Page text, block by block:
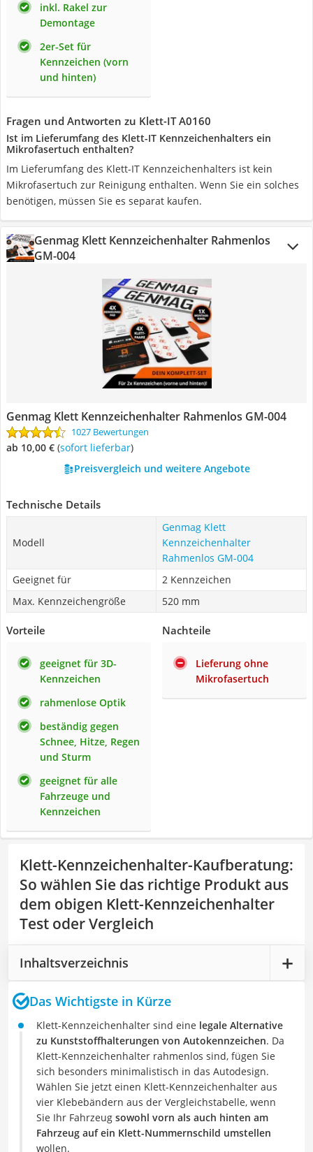
inkl. Rakel zur
Demontage
2er-Set für
Kennzeichen (vorn
und hinten)
Fragen und Antworten zu Klett-IT A0160
Ist im Lieferumfang des Klett-IT Kennzeichenhalters ein
Mikrofasertuch enthalten?
Im Lieferumfang des Klett-IT Kennzeichenhalters ist kein
Mikrofasertuch zur Reinigung enthalten. Wenn Sie ein solches
benötigen, müssen Sie es separat kaufen.
Genmag Klett Kennzeichenhalter Rahmenlos
GM-004
Genmag Klett Kennzeichenhalter Rahmenlos GM-004
1027 Bewertungen
ab 10,00 € ( Sofort lieferbar)
Preisvergleich und weitere Angebote
Technische Details
Modell
Genmag Klett
Kennzeichenhalter
Rahmenlos GM-004
Geeignet für
2 Kennzeichen
Max. Kennzeichengröße
520 mm
Vorteile
geeignet für 3D-
Kennzeichen
rahmenlose Optik
beständig gegen
Schnee, Hitze, Regen
und Sturm
geeignet für alle
Fahrzeuge und
Kennzeichen
Nachteile
Lieferung ohne
Mikrofasertuch
Klett-Kennzeichenhalter-Kaufberatung:
So wählen Sie das richtige Produkt aus
dem obigen Klett-Kennzeichenhalter
Test oder Vergleich
Inhaltsverzeichnis
Das Wichtigste in Kürze
Klett-Kennzeichenhalter sind eine legale Alternative
zu Kunststoffhalterungen von Autokennzeichen. Da
Klett-Kennzeichenhalter rahmenlos sind, fügen Sie
sich besonders minimalistisch in das Autodesign.
Wählen Sie jetzt einen Klett-Kennzeichenhalter aus
vier Klebebändern aus der Vergleichstabelle, wenn
Sie Ihr Fahrzeug sowohl vorn als auch hinten am
Fahrzeug auf ein Klett-Nummernschild umstellen
wollen.